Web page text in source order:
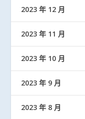
2023 年 12 月
2023 年 11 月
2023 年 10 月
2023 年 9 月
2023 年 8 月